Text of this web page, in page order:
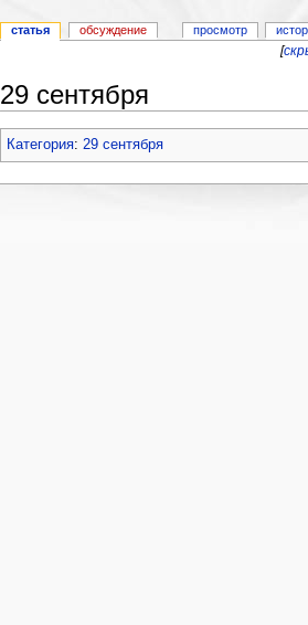
[
29 сентября
Категория: 29 сентября
статья обсуждение просмотр